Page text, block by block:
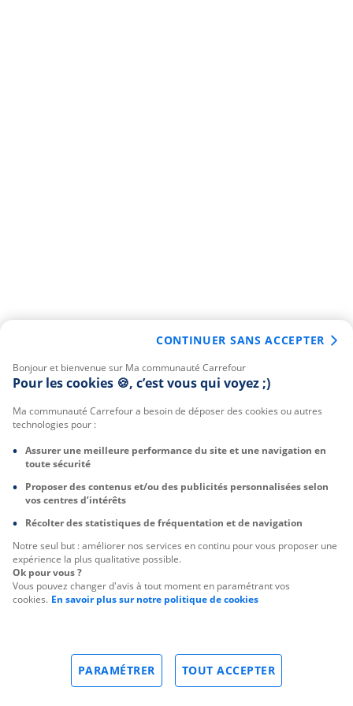
Bonjour et bienvenue sur Ma communauté Carrefour
Pour les cookies 🍪, c’est vous qui voyez ;)
Ma communauté Carrefour a besoin de déposer des cookies ou autres
technologies pour :
Assurer une meilleure performance du site et une navigation en
toute sécurité
Proposer des contenus et/ou des publicités personnalisées selon
vos centres d’intérêts
Récolter des statistiques de fréquentation et de navigation
Notre seul but : améliorer nos services en continu pour vous proposer une
expérience la plus qualitative possible.
Ok pour vous ?
Vous pouvez changer d'avis à tout moment en paramétrant vos
cookies. En savoir plus sur notre politique de cookies
TOUT ACCEPTER
PARAMÉTRER
CONTINUER SANS ACCEPTER